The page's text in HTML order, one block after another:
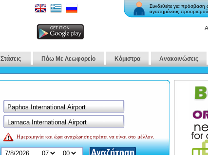
Συνδεθείτε για πρόσβαση
αγαπημένους
Στάσεις Πάω Με Λεωφορείο Κόμιστρα Ανακοινώσεις
Ημερομηνία και ώρα αναχώρησης πρέπει να είναι στο μέλλον.